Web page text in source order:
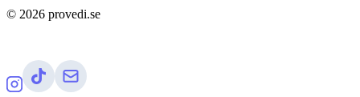
© 2026 provedi.se